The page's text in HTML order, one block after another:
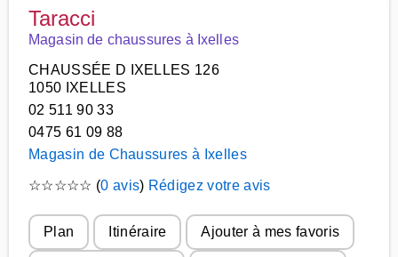
Taracci
Magasin de chaussures à Ixelles
CHAUSSÉE D IXELLES 126
1050 IXELLES
02 511 90 33
0475 61 09 88
Magasin de Chaussures à Ixelles
☆☆☆☆☆ (0 avis) Rédigez votre avis
Plan Itinéraire Ajouter à mes favoris